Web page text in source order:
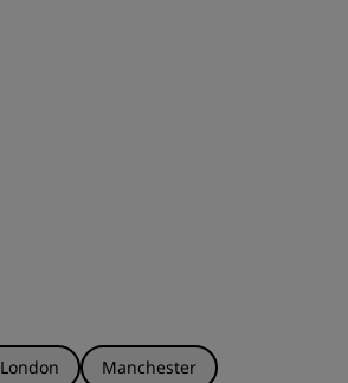
London Manchester